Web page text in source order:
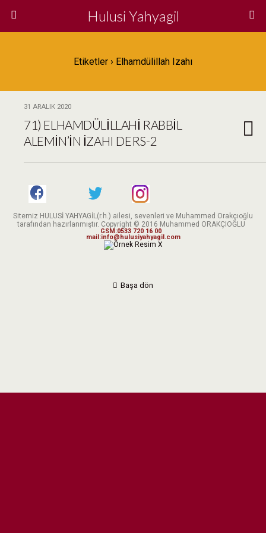
Hulusi Yahyagil
Etiketler › Elhamdülillah Izahı
31 ARALIK 2020
71) ELHAMDÜLİLLAHİ RABBİL
ALEMİN’İN İZAHI DERS-2
Sitemiz HULUSİ YAHYAGİL(r.h.) ailesi, sevenleri ve Muhammed Orakçıoğlu
tarafından hazırlanmıştır. Copyright © 2016 Muhammed ORAKÇIOĞLU
GSM:0533 720 16 00
mail:info@hulusiyahyagil.com
X
Başa dön